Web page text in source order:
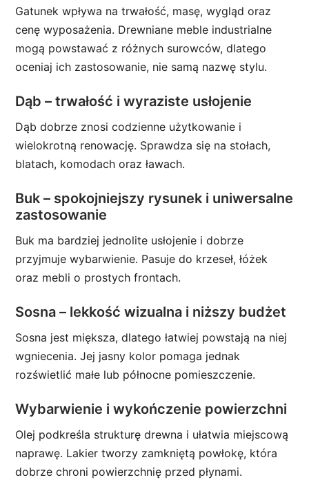
Gatunek wpływa na trwałość, masę, wygląd oraz
cenę wyposażenia. Drewniane meble industrialne
mogą powstawać z różnych surowców, dlatego
oceniaj ich zastosowanie, nie samą nazwę stylu.
Dąb – trwałość i wyraziste usłojenie
Dąb dobrze znosi codzienne użytkowanie i
wielokrotną renowację. Sprawdza się na stołach,
blatach, komodach oraz ławach.
Buk – spokojniejszy rysunek i uniwersalne
zastosowanie
Buk ma bardziej jednolite usłojenie i dobrze
przyjmuje wybarwienie. Pasuje do krzeseł, łóżek
oraz mebli o prostych frontach.
Sosna – lekkość wizualna i niższy budżet
Sosna jest miększa, dlatego łatwiej powstają na niej
wgniecenia. Jej jasny kolor pomaga jednak
rozświetlić małe lub północne pomieszczenie.
Wybarwienie i wykończenie powierzchni
Olej podkreśla strukturę drewna i ułatwia miejscową
naprawę. Lakier tworzy zamkniętą powłokę, która
dobrze chroni powierzchnię przed płynami.